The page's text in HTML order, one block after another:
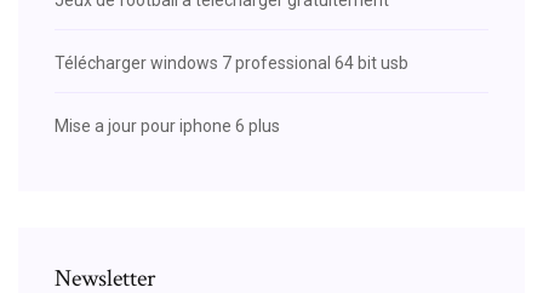
Télécharger windows 7 professional 64 bit usb
Mise a jour pour iphone 6 plus
Newsletter